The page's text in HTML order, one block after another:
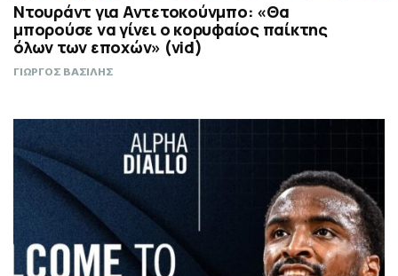
Ντουράντ για Αντετοκούνμπο: «Θα
μπορούσε να γίνει ο κορυφαίος παίκτης
όλων των εποχών» (vid)
ΓΙΩΡΓΟΣ ΒΑΣΙΛΗΣ